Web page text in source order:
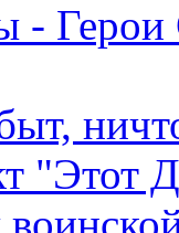
- Герои
"Этот